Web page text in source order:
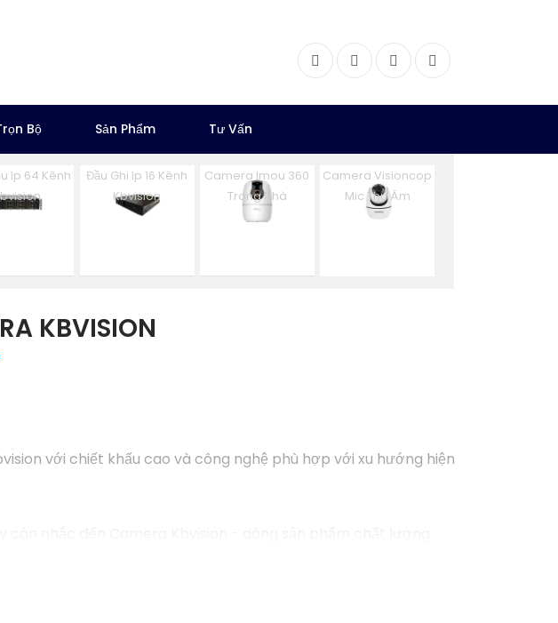
FacebookTwitter InstagramDribbble
Bộ Sản Phẩm Tư Vấn
Ip 64 Kênh
Đầu Ghi Ip 16 Kênh
Kbvision
Camera Imou 360
Trong Nhà
Camera Visioncop
Mic Thu Âm
KBVISION
với chiết khấu cao và công nghệ phù hợp với xu hướng hiện
tính năng thông minh như hồng ngoại, cảm biến chuyển động,